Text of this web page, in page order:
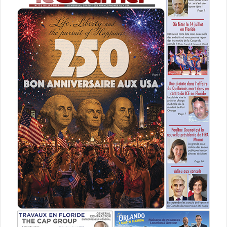
– LE CDA : Comment, en tant qu’artiste, avez-vous
vécu l’interdiction de scène durant ces longs mois ?
– SUGAR SAMMY :Pas mal. Avant je roulais à 100 000
milles à l’heure, toujours dans une ambiance de travail. On
ne prenait pas le temps d’évaluer nos vies et nos parcours.
Je pense que beaucoup de gens ont ressenti la même
chose. Donc ça m’a fait du bien, ça m’a permis de me
reposer et de pouvoir mettre un focus sur mes relations,
de faire évoluer mes qualités d’auteur.
– LE CDA : Et la pandémie a-t-elle beaucoup
changé l’esprit de vos spectacles ?
– SUGAR SAMMY :Comme je le disais ça m’a donné
l’envie – à ce point dans ma carrière – d’améliorer mon
écriture, mais aussi de pousser les limites aussi loin que
possible, sans filtre.